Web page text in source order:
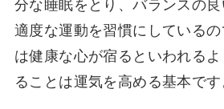
分な睡眠をとり、バランスの良
適度な運動を習慣にしている
は健康な心が宿るといわれるよ
ることは運気を高める基本です